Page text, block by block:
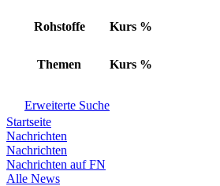
Rohstoffe Kurs %
Themen Kurs %
Erweiterte Suche
Startseite
Nachrichten
Nachrichten
Nachrichten auf FN
Alle News